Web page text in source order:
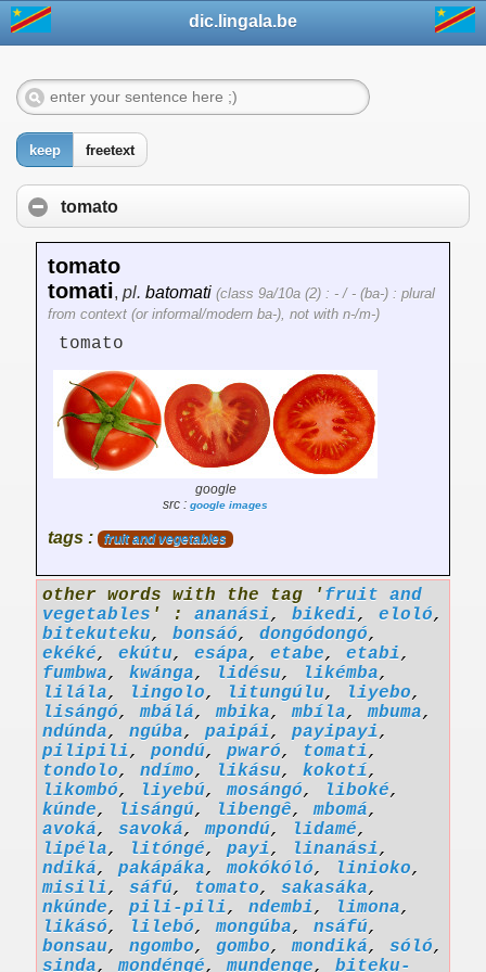
dic.lingala.be
keep freetext
tomato
tomato
tomati, pl. batomati (class 9a/10a (2) : - / - (ba-) : plural
from context (or informal/modern ba-), not with n-/m-)
tomato
google
src : google images
tags : fruit and vegetables
other words with the tag ' fruit and
vegetables ' : ananási, bikedi, eloló,
bitekuteku, bonsáó, dongódongó,
ekéké, ekútu, esápa, etabe, etabi,
fumbwa, kwánga, lidésu, likémba,
lilála, lingolo, litungúlu, liyebo,
lisángó,mbálá,mbika,mbíla,mbuma,
ndúnda, ngúba, paipái, payipayi,
pilipili, pondú, pwaró, tomati,
tondolo, ndímo, likásu, kokotí,
likombó, liyebú,mosángó, liboké,
kúnde, lisángú, libengê,mbomá,
avoká, savoká,mpondú, lidamé,
lipéla, litóngé, payi, linanási,
ndiká, pakápáka,mokókóló, linioko,
misili, sáfú, tomato, sakasáka,
nkúnde, pili-pili, ndembi, limona,
likásó, lilebó,mongúba, nsáfú,
bonsau, ngombo, gombo,mondiká, sóló,
sinda,mondéngé,mundenge, biteku-